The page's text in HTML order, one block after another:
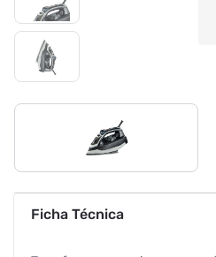
Ficha Técnica